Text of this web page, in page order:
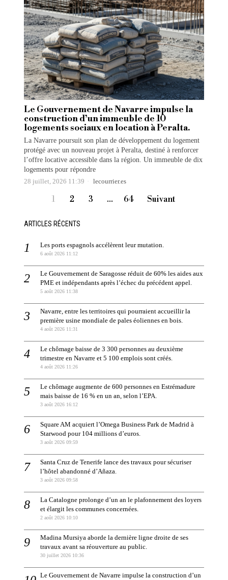
Le Gouvernement de Navarre impulse la
construction d’un immeuble de 10
logements sociaux en location à Peralta.
La Navarre poursuit son plan de développement du logement
protégé avec un nouveau projet à Peralta, destiné à renforcer
l’offre locative accessible dans la région. Un immeuble de dix
logements pour répondre
28 juillet, 2026 11:39 lecourrier.es
1 2 3 … 64 Suivant
ARTICLES RÉCENTS
Les ports espagnols accélèrent leur mutation.
6 août 2026 11:12
Le Gouvernement de Saragosse réduit de 60% les aides aux
PME et indépendants après l’échec du précédent appel.
5 août 2026 11:38
Navarre, entre les territoires qui pourraient accueillir la
première usine mondiale de pales éoliennes en bois.
4 août 2026 11:31
Le chômage baisse de 3 300 personnes au deuxième
trimestre en Navarre et 5 100 emplois sont créés.
4 août 2026 11:26
Le chômage augmente de 600 personnes en Estrémadure
mais baisse de 16 % en un an, selon l’EPA.
3 août 2026 16:12
Square AM acquiert l’Omega Business Park de Madrid à
Starwood pour 104 millions d’euros.
3 août 2026 09:59
Santa Cruz de Tenerife lance des travaux pour sécuriser
l’hôtel abandonné d’Añaza.
3 août 2026 09:58
La Catalogne prolonge d’un an le plafonnement des loyers
et élargit les communes concernées.
2 août 2026 10:10
Madina Mursiya aborde la dernière ligne droite de ses
travaux avant sa réouverture au public.
30 juillet 2026 10:36
Le Gouvernement de Navarre impulse la construction d’un